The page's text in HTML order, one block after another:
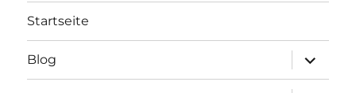
Startseite
Blog
öffnen